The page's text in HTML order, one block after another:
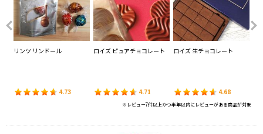
リンツ リンドール
4.73
ロイズ ピュアチョコレート
4.71
ロイズ 生チョコレート
4.68
※レビュー7件以上かつ半年以内にレビューがある商品が対象